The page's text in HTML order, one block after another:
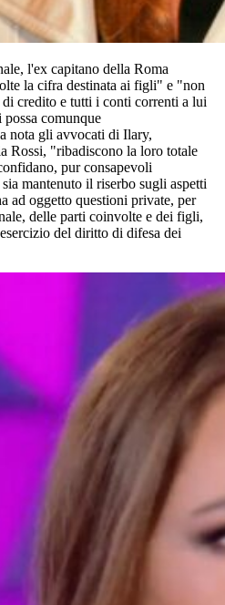
l'ex capitano della Roma
la cifra destinata ai figli" e "non
credito e tutti i conti correnti a lui
comunque
nota gli avvocati di Ilary,
Rossi, "ribadiscono la loro totale
pur consapevoli
mantenuto il riserbo sugli aspetti
ad oggetto questioni private, per
delle parti coinvolte e dei figli,
del diritto di difesa dei